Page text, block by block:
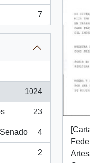
7
1024
23
4
2